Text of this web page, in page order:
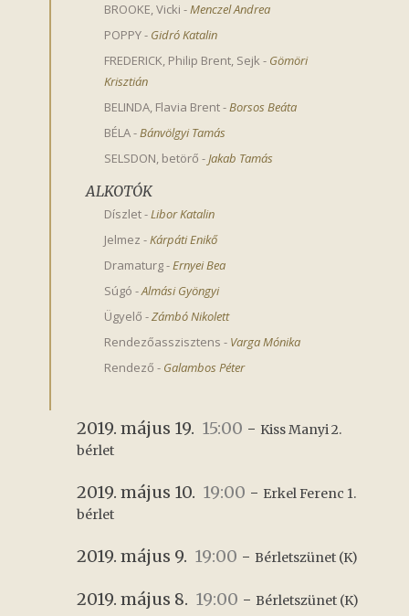
BROOKE, Vicki -Menczel Andrea
POPPY- Gidró Katalin
FREDERICK, Philip Brent, Sejk - Gömöri
Krisztián
BELINDA, Flavia Brent-Borsos Beáta
BÉLA-Bánvölgyi Tamás
SELSDON, betörő -Jakab Tamás
ALKOTÓK
Díszlet-Libor Katalin
Jelmez -Kárpáti Enikő
Dramaturg-Ernyei Bea
Súgó -Almási Gyöngyi
Ügyelő -Zámbó Nikolett
Rendezőasszisztens - Varga Mónika
Rendező - Galambos Péter
2019. május 19. 15:00 - Kiss Manyi 2.
bérlet
2019. május 10. 19:00 - Erkel Ferenc 1.
bérlet
2019. május 9. 19:00 - Bérletszünet (K)
2019. május 8. 19:00 - Bérletszünet (K)